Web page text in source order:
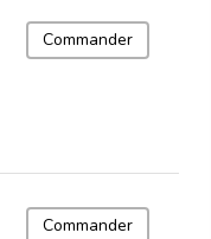
Commander
Commander